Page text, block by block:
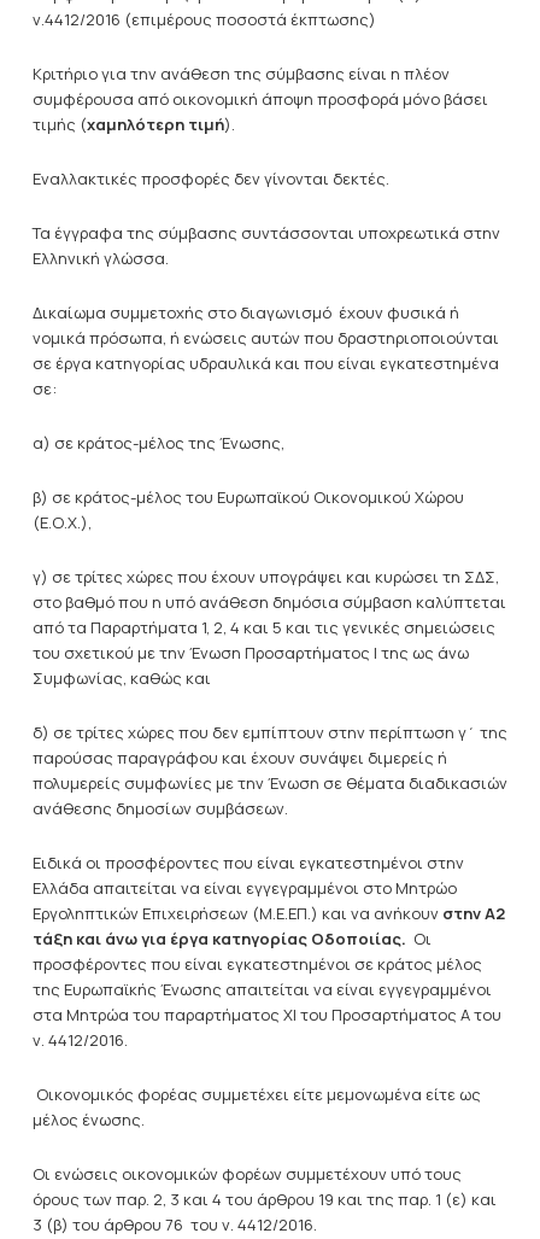
ν.4412/2016 (επιμέρους ποσοστά έκπτωσης)
Κριτήριο για την ανάθεση της σύμβασης είναι η πλέον
συμφέρουσα από οικονομική άποψη προσφορά μόνο βάσει
τιμής (χαμηλότερη τιμή).
Εναλλακτικές προσφορές δεν γίνονται δεκτές.
Τα έγγραφα της σύμβασης συντάσσονται υποχρεωτικά στην
Ελληνική γλώσσα.
Δικαίωμα συμμετοχής στο διαγωνισμό έχουν φυσικά ή
νομικά πρόσωπα, ή ενώσεις αυτών που δραστηριοποιούνται
σε έργα κατηγορίας υδραυλικά και που είναι εγκατεστημένα
σε:
α) σε κράτος-μέλος της Ένωσης,
β) σε κράτος-μέλος του Ευρωπαϊκού Οικονομικού Χώρου
(Ε.Ο.Χ.),
γ) σε τρίτες χώρες που έχουν υπογράψει και κυρώσει τη ΣΔΣ,
στο βαθμό που η υπό ανάθεση δημόσια σύμβαση καλύπτεται
από τα Παραρτήματα 1, 2, 4 και 5 και τις γενικές σημειώσεις
του σχετικού με την Ένωση Προσαρτήματος I της ως άνω
Συμφωνίας, καθώς και
δ) σε τρίτες χώρες που δεν εμπίπτουν στην περίπτωση γ΄ της
παρούσας παραγράφου και έχουν συνάψει διμερείς ή
πολυμερείς συμφωνίες με την Ένωση σε θέματα διαδικασιών
ανάθεσης δημοσίων συμβάσεων.
Ειδικά οι προσφέροντες που είναι εγκατεστημένοι στην
Ελλάδα απαιτείται να είναι εγγεγραμμένοι στο Μητρώο
Εργοληπτικών Επιχειρήσεων (Μ.Ε.ΕΠ.) και να ανήκουν στην Α2
τάξη και άνω για έργα κατηγορίας Οδοποιίας. Οι
προσφέροντες που είναι εγκατεστημένοι σε κράτος μέλος
της Ευρωπαϊκής Ένωσης απαιτείται να είναι εγγεγραμμένοι
στα Μητρώα του παραρτήματος ΧΙ του Προσαρτήματος Α του
ν. 4412/2016.
Οικονομικός φορέας συμμετέχει είτε μεμονωμένα είτε ως
μέλος ένωσης.
Οι ενώσεις οικονομικών φορέων συμμετέχουν υπό τους
όρους των παρ. 2, 3 και 4 του άρθρου 19 και της παρ. 1 (ε) και
3 (β) του άρθρου 76 του ν. 4412/2016.